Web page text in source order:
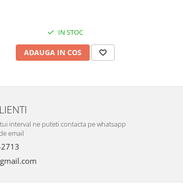
IN STOC
ADAUGA IN COS
interval ne puteti contacta pe whatsapp
email